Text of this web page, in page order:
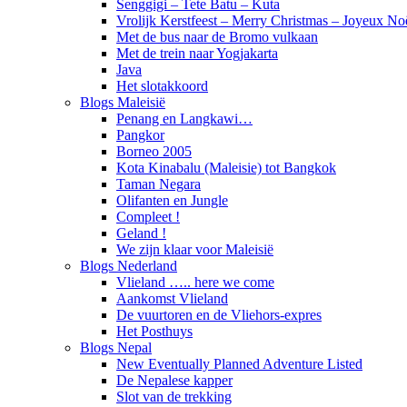
Senggigi – Tete Batu – Kuta
Vrolijk Kerstfeest – Merry Christmas – Joyeux
Met de bus naar de Bromo vulkaan
Met de trein naar Yogjakarta
Java
Het slotakkoord
Blogs Maleisië
Penang en Langkawi…
Pangkor
Borneo 2005
Kota Kinabalu (Maleisie) tot Bangkok
Taman Negara
Olifanten en Jungle
Compleet !
Geland !
We zijn klaar voor Maleisië
Blogs Nederland
Vlieland ….. here we come
Aankomst Vlieland
De vuurtoren en de Vliehors-expres
Het Posthuys
Blogs Nepal
New Eventually Planned Adventure Listed
De Nepalese kapper
Slot van de trekking